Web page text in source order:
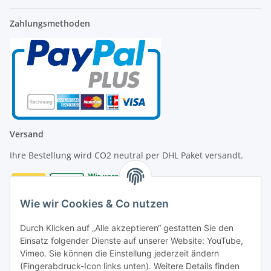
Zahlungsmethoden
Versand
Ihre Bestellung wird CO2 neutral per DHL Paket versandt.
Kontakt
Diversity Honeys GmbH
Wie wir Cookies & Co nutzen
Durch Klicken auf „Alle akzeptieren“ gestatten Sie den
Einsatz folgender Dienste auf unserer Website: YouTube,
Vimeo. Sie können die Einstellung jederzeit ändern
(Fingerabdruck-Icon links unten). Weitere Details finden